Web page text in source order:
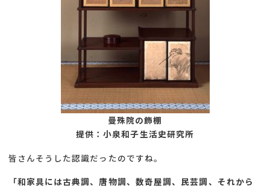
曼殊院の飾棚
提供：小泉和子生活史研究所
皆さんそうした認識だったのですね。
「和家具には古典調、唐物調、数奇屋調、民芸調、それから